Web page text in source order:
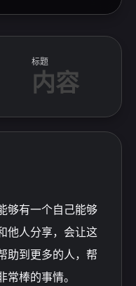
标题
内容
够有一个自己能够
他人分享，会让这
助到更多的人，帮
常棒的事情。